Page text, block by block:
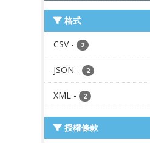
格式
CSV - 2
JSON - 2
XML - 2
授權條款